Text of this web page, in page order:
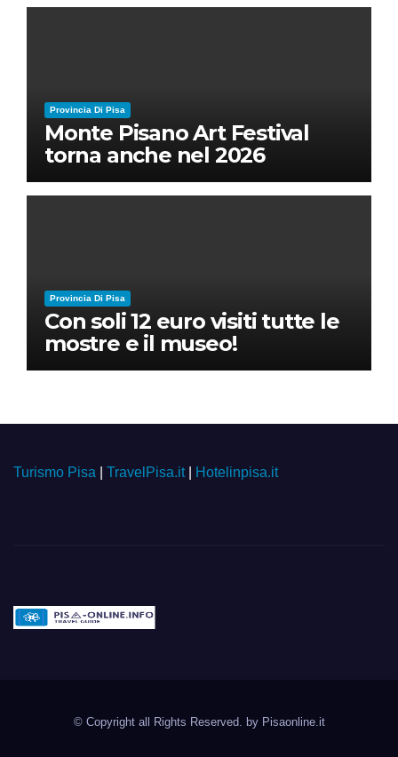
Ruben Micieli
Provincia Di Pisa
Monte Pisano Art Festival
torna anche nel 2026
Provincia Di Pisa
Con soli 12 euro visiti tutte le
mostre e il museo!
Turismo Pisa TravelPisa.it| Hotelinpisa.it
© Copyright all Rights Reserved. by Pisaonline.it